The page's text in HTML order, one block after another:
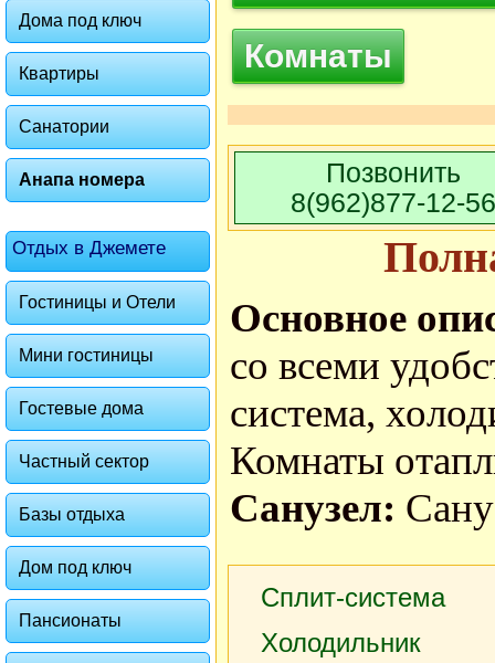
Дома под ключ
Квартиры
Санатории
Анапа номера
Отдых в Джемете
Гостиницы и Отели
Мини гостиницы
Гостевые дома
Частный сектор
Базы отдыха
Дом под ключ
Пансионаты
Комнаты
Позвонить
8(962)877-12-56
Основное
со всеми
система,
Комнаты
Санузел:
Сплит-система
Холодильник